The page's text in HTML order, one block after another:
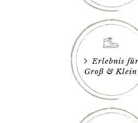
Erlebnis
Groß & Klein